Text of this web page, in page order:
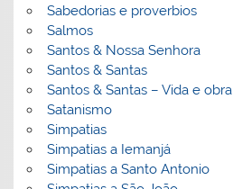
Sabedorias e proverbios
Salmos
Santos & Nossa Senhora
Santos & Santas
Santos & Santas – Vida e obra
Satanismo
Simpatias
Simpatias a Iemanjá
Simpatias a Santo Antonio